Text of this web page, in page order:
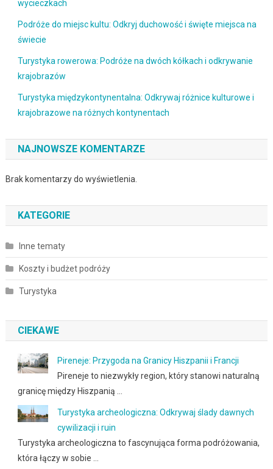
wycieczkach
Podróże do miejsc kultu: Odkryj duchowość i święte miejsca na
świecie
Turystyka rowerowa: Podróże na dwóch kółkach i odkrywanie
krajobrazów
Turystyka międzykontynentalna: Odkrywaj różnice kulturowe i
krajobrazowe na różnych kontynentach
NAJNOWSZE KOMENTARZE
Brak komentarzy do wyświetlenia.
KATEGORIE
Inne tematy
Koszty i budżet podróży
Turystyka
CIEKAWE
Pireneje: Przygoda na Granicy Hiszpanii i Francji
Pireneje to niezwykły region, który stanowi naturalną
granicę między Hiszpanią …
Turystyka archeologiczna: Odkrywaj ślady dawnych
cywilizacji i ruin
Turystyka archeologiczna to fascynująca forma podróżowania,
która łączy w sobie …